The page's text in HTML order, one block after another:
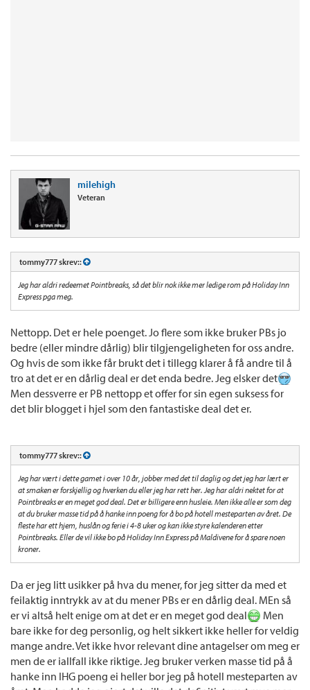
milehigh
Veteran
tommy777 skrev::
Jeg har aldri redeemet Pointbreaks, så det blir nok ikke mer ledige rom på Holiday Inn
Express pga meg.
Nettopp. Det er hele poenget. Jo flere som ikke bruker PBs jo
bedre (eller mindre dårlig) blir tilgjengeligheten for oss andre.
Og hvis de som ikke får brukt det i tillegg klarer å få andre til å
tro at det er en dårlig deal er det enda bedre. Jeg elsker det
Men dessverre er PB nettopp et offer for sin egen suksess for
det blir blogget i hjel som den fantastiske deal det er.
tommy777 skrev::
Jeg har vært i dette gamet i over 10 år, jobber med det til daglig og det jeg har lært er
at smaken er forskjellig og hverken du eller jeg har rett her. Jeg har aldri nektet for at
Pointbreaks er en meget god deal. Det er billigere enn husleie. Men ikke alle er som deg
at du bruker masse tid på å hanke inn poeng for å bo på hotell mesteparten av året. De
fleste har ett hjem, huslån og ferie i 4-8 uker og kan ikke styre kalenderen etter
Pointbreaks. Eller de vil ikke bo på Holiday Inn Express på Maldivene for å spare noen
kroner.
Da er jeg litt usikker på hva du mener, for jeg sitter da med et
feilaktig inntrykk av at du mener PBs er en dårlig deal. MEn så
er vi altså helt enige om at det er en meget god deal
Men
bare ikke for deg personlig, og helt sikkert ikke heller for veldig
mange andre. Vet ikke hvor relevant dine antagelser om meg er
men de er iallfall ikke riktige. Jeg bruker verken masse tid på å
hanke inn IHG poeng ei heller bor jeg på hotell mesteparten av